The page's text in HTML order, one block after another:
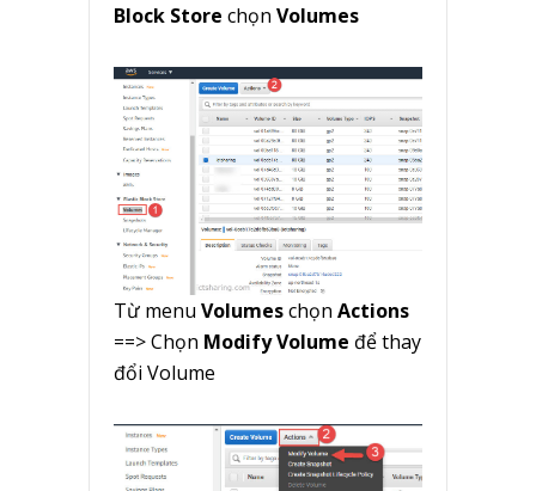
Block Store chọn Volumes
Từ menu Volumeschọn Actions
==> Chọn Modify Volume để thay
đổi Volume